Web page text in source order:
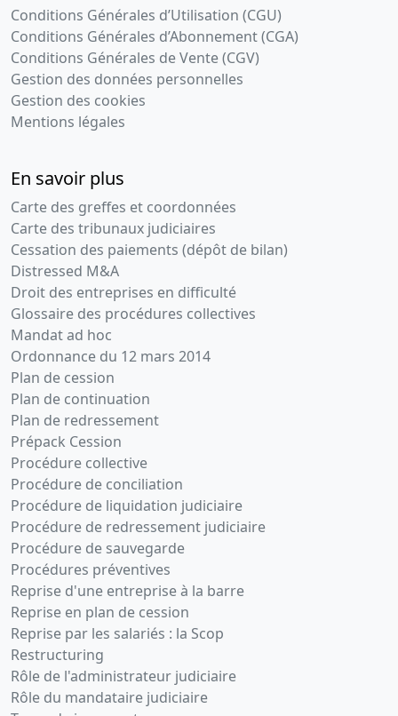
Conditions Générales d’Utilisation (CGU)
Conditions Générales d’Abonnement (CGA)
Conditions Générales de Vente (CGV)
Gestion des données personnelles
Gestion des cookies
Mentions légales
En savoir plus
Carte des greffes et coordonnées
Carte des tribunaux judiciaires
Cessation des paiements (dépôt de bilan)
Distressed M&A
Droit des entreprises en difficulté
Glossaire des procédures collectives
Mandat ad hoc
Ordonnance du 12 mars 2014
Plan de cession
Plan de continuation
Plan de redressement
Prépack Cession
Procédure collective
Procédure de conciliation
Procédure de liquidation judiciaire
Procédure de redressement judiciaire
Procédure de sauvegarde
Procédures préventives
Reprise d'une entreprise à la barre
Reprise en plan de cession
Reprise par les salariés : la Scop
Restructuring
Rôle de l'administrateur judiciaire
Rôle du mandataire judiciaire